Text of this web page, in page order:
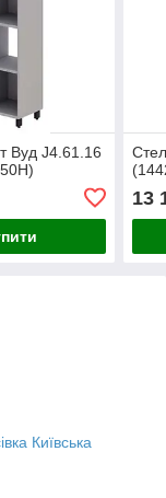
Вуд J4.61.16
13
Київська